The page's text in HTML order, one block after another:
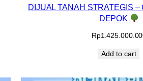
DIJUAL TANAH STRATEGIS –
DEPOK
Rp
Add to cart